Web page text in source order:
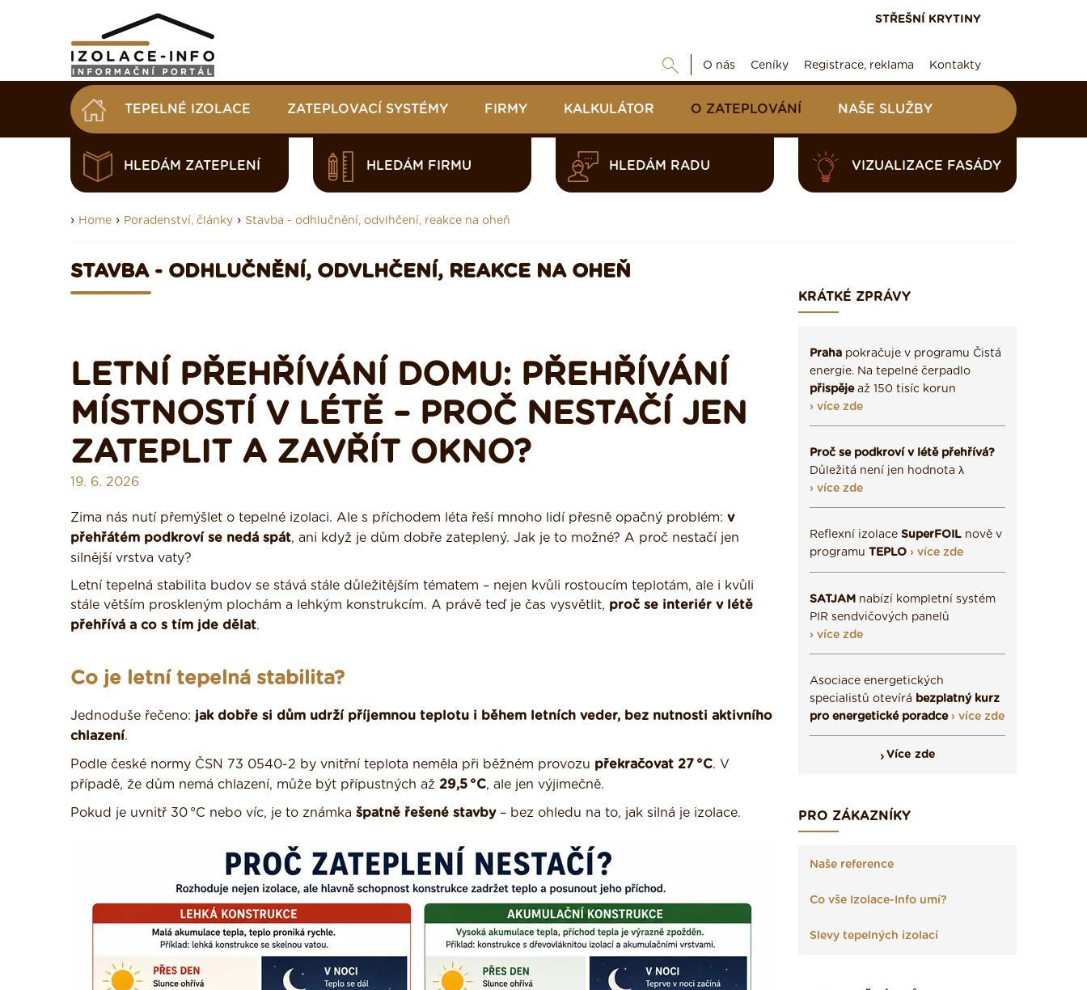
STŘEŠNÍ KRYTINY
O nás Ceníky Registrace, reklama Kontakty
TEPELNÉ IZOLACE ZATEPLOVACÍ SYSTÉMY FIRMY KALKULÁTOR O ZATEPLOVÁNÍ NAŠE SLUŽBY
HLEDÁM ZATEPLENÍ HLEDÁM FIRMU HLEDÁM RADU VIZUALIZACE FASÁDY
› Home › Poradenství, články › Stavba - odhlučnění, odvlhčení, reakce na oheň
STAVBA - ODHLUČNĚNÍ, ODVLHČENÍ, REAKCE NA OHEŇ
LETNÍ PŘEHŘÍVÁNÍ DOMU: PŘEHŘÍVÁNÍ
MÍSTNOSTÍ V LÉTĚ – PROČ NESTAČÍ JEN
ZATEPLIT A ZAVŘÍT OKNO?
19. 6. 2026
Zima nás nutí přemýšlet o tepelné izolaci. Ale s příchodem léta řeší mnoho lidí přesně opačný problém: v
přehřátém podkroví se nedá spát, ani když je dům dobře zateplený. Jak je to možné? A proč nestačí jen
silnější vrstva vaty?
Letní tepelná stabilita budov se stává stále důležitějším tématem – nejen kvůli rostoucím teplotám, ale i kvůli
stále větším proskleným plochám a lehkým konstrukcím. A právě teď je čas vysvětlit, proč se interiér v létě
přehřívá a co s tím jde dělat.
Co je letní tepelná stabilita?
Jednoduše řečeno: jak dobře si dům udrží příjemnou teplotu i během letních veder, bez nutnosti aktivního
chlazení.
Podle české normy ČSN 73 0540-2 by vnitřní teplota neměla při běžném provozu překračovat 27 °C. V
případě, že dům nemá chlazení, může být přípustných až 29,5 °C, ale jen výjimečně.
Pokud je uvnitř 30 °C nebo víc, je to známka špatně řešené stavby– bez ohledu na to, jak silná je izolace.
KRÁTKÉ ZPRÁVY
Praha pokračuje v programu Čistá
energie. Na tepelné čerpadlo
přispějeaž 150 tisíc korun
› více zde
Proč se podkroví v létě přehřívá?
Důležitá není jen hodnota λ
› více zde
Reflexní izolace SuperFOIL nově v
programu TEPLO › více zde
SATJAM nabízí kompletní systém
PIR sendvičových panelů
› více zde
Asociace energetických
specialistů otevírá bezplatný kurz
pro energetické poradce › více zde
Více zde
PRO ZÁKAZNÍKY
Naše reference
Co vše Izolace-Info umí?
Slevy tepelných izolací